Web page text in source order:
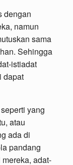
dengan
namun
sama
Sehingga
istiadat
dapat
yang
atau
ada di
pandang
adat-